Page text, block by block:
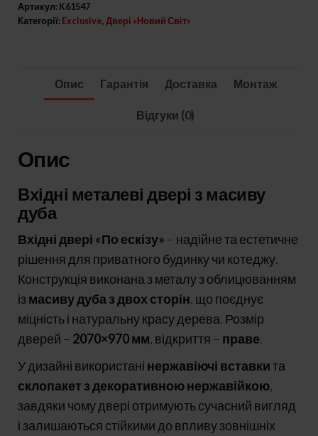
Модель
кількість
Артикул: K61547
Категорії: Exclusive, Двері «Новий Світ»
Опис Гарантія Доставка Монтаж
Відгуки (0)
Опис
Вхідні металеві двері з масиву
дуба
Вхідні двері «По ескізу» – надійне та естетичне
рішення для приватного будинку чи котеджу.
Конструкція виконана з металу з облицюванням
ізмасиву дуба з двох сторін, що поєднує
міцність і натуральну красу дерева. Розмір
дверей – 2070×970 мм, відкриття – праве.
У дизайні використані нержавіючі вставкита
склопакет з декоративною нержавійкою,
завдяки чому двері отримують сучасний вигляд
і залишаються стійкими до впливу зовнішніх